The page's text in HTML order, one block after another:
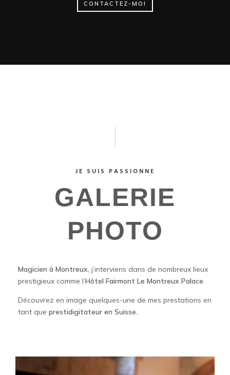
CONTACTEZ-MOI
JE SUIS PASSIONNE
GALERIE
PHOTO
Magicien à Montreux, j’interviens dans de nombreux lieux
prestigieux comme l’Hôtel Fairmont Le Montreux Palace.
Découvrez en image quelques-une de mes prestations en
tant que prestidigitateur en Suisse.